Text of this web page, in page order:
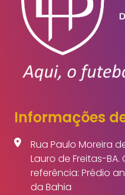
Informações
Rua Paulo Moreira
Lauro de Freitas-BA.
referência: Prédio
da Bahia